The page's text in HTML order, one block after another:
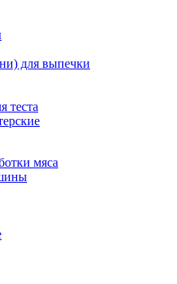
для выпечки
теста
мяса